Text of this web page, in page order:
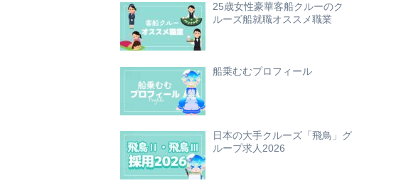
25歳女性豪華客船クルーのク
ルーズ船就職オススメ職業
船乗むむプロフィール
日本の大手クルーズ「飛鳥」グ
ループ求人2026